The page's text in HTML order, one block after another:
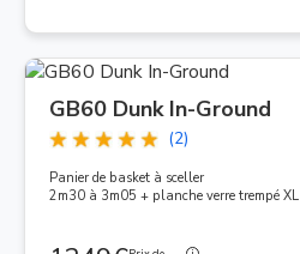
GB60 Dunk In-Ground
(2)
Panier de basket à sceller
2m30 à 3m05 + planche verre trempé XL